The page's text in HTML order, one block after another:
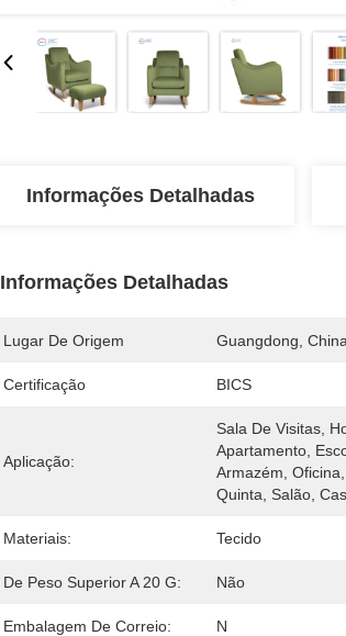
Informações Detalhadas
Informações Detalhadas
Lugar De Origem Guangdong, China
Certificação BICS
Aplicação:
Sala De Visitas,
Apartamento,
Armazém,
Quinta, Salão,
Materiais: Tecido
De Peso Superior A 20 G: Não
Embalagem De Correio: N